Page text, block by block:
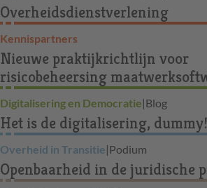
Overheidsdienstverlening
Kennispartners
Nieuwe praktijkrichtlijn voor
risicobeheersing
Digitalisering en Democratie|Blog
Het is de digitalisering, dummy!
Overheid in Transitie|Podium
Openbaarheid in de juridische